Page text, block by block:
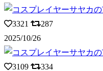
3321
287
2025/10/26
3109
334